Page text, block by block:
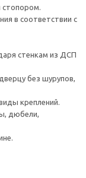
в соответствии с
стенкам из ДСП
без шурупов,
креплений.
дюбели,